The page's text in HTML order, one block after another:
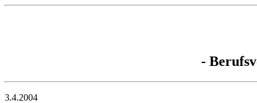
-
3.4.2004